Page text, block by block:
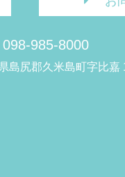
098-985-8000
島尻郡久米島町字比嘉